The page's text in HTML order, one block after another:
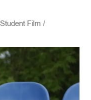
Student Film /